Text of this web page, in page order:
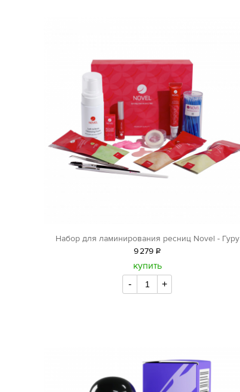
Набор для ламинирования ресниц Novel - Гуру
9279 Р
уб.
купить
- +